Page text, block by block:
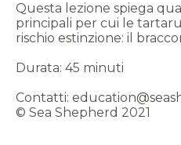
Questa lezione spiega
principali per cui le
rischio estinzione: il
Durata: 45 minuti
Contatti:
© Sea Shepherd 2021